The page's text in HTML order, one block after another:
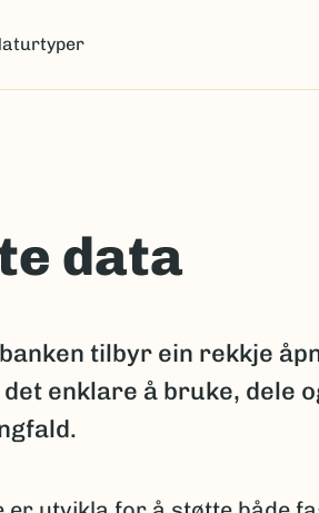
data
tilbyr ein rekkje
enklare å bruke, dele